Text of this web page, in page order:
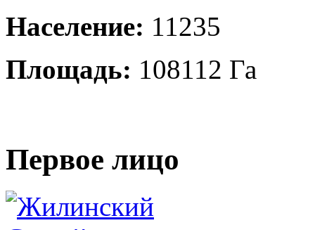
Население: 11235
Площадь: 108112 Га
Первое лицо